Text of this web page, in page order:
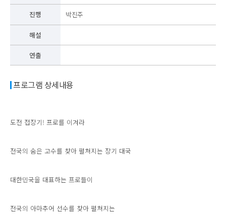
진행 박진주
해설
연출
프로그램 상세내용
도전 접장기! 프로를 이겨라
전국의 숨은 고수를 찾아 펼쳐지는 장기 대국
대한민국을 대표하는 프로들이
전국의 아마추어 선수를 찾아 펼쳐지는